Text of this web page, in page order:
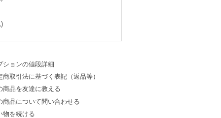
ションの値段詳細
商取引法に基づく表記（返品等）
商品を友達に教える
商品について問い合わせる
物を続ける